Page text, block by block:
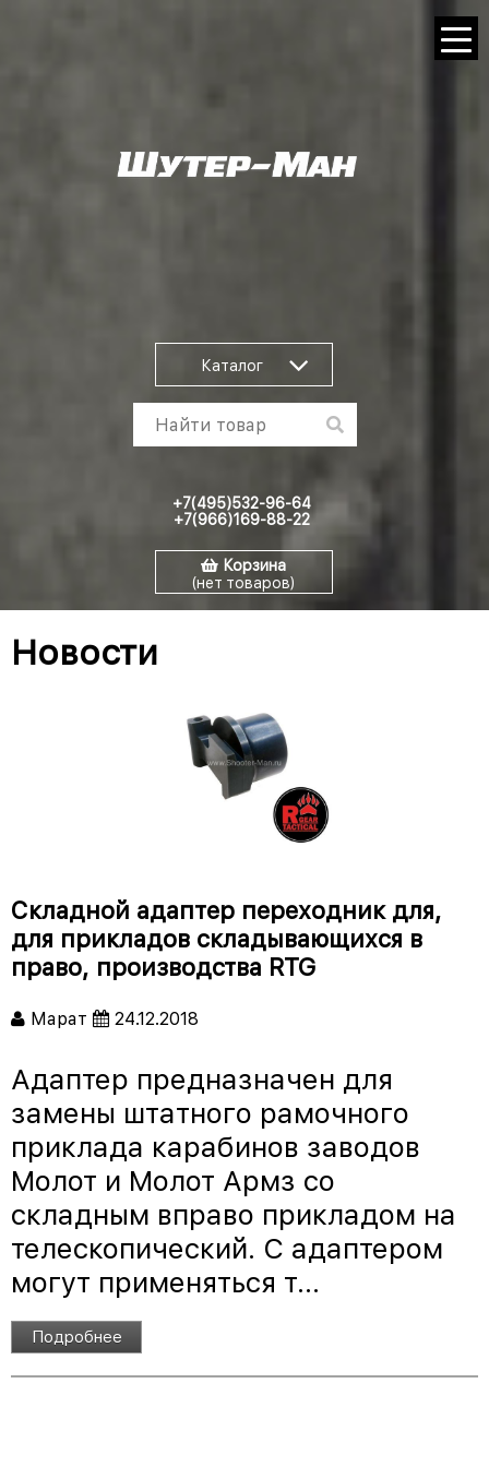
Каталог
+7(495)532-96-64
+7(966)169-88-22
Корзина
(нет товаров)
Новости
Складной адаптер переходник для,
для прикладов складывающихся в
право, производства RTG
Марат 24.12.2018
Адаптер предназначен для
замены штатного рамочного
приклада карабинов заводов
Молот и Молот Армз со
складным вправо прикладом на
телескопический. С адаптером
могут применяться т...
Подробнее